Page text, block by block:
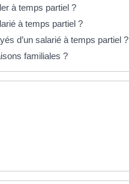
à temps partiel ?
à temps partiel ?
d’un salarié à temps partiel ?
familiales ?